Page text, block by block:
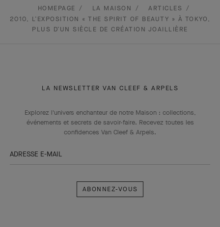
HOMEPAGE LA MAISON
ARTICLES
2010, L’EXPOSITION « THE SPIRIT OF BEAUTY » À TOKYO,
PLUS D’UN SIÈCLE DE CRÉATION JOAILLIÈRE
LA NEWSLETTER VAN CLEEF & ARPELS
Explorez l'univers enchanteur de notre Maison : collections,
événements et secrets de savoir-faire. Recevez toutes les
confidences Van Cleef & Arpels​.
ADRESSE E-MAIL
vous